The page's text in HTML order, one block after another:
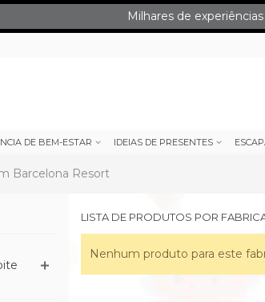
Milhares de
DE BEM-ESTAR IDEIAS DE PRESENTES
Barcelona Resort
LISTA DE PRODUTOS POR
Nenhum produto para este